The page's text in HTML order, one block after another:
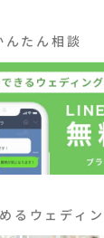
あたたかい祝
婦様へアクセ
いらっしゃい
カ手話通訳、
頃からお世話
ンドルセレモ
ンに🕯️
たん相談
るウェディ